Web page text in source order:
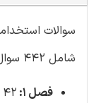
سوالات
شامل 442 سوال با پاسخنامه به شرح زیر:
فصل 1: